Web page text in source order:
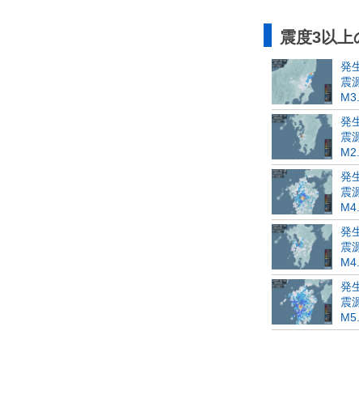
震度3以上
発
震
発
震
発
震
発
震
発
震